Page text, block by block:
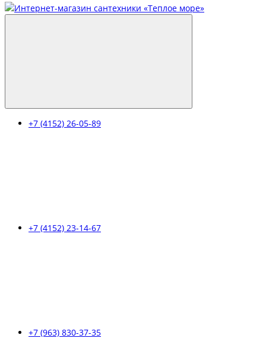
+7 (4152) 26-05-89
+7 (4152) 23-14-67
+7 (963) 830-37-35